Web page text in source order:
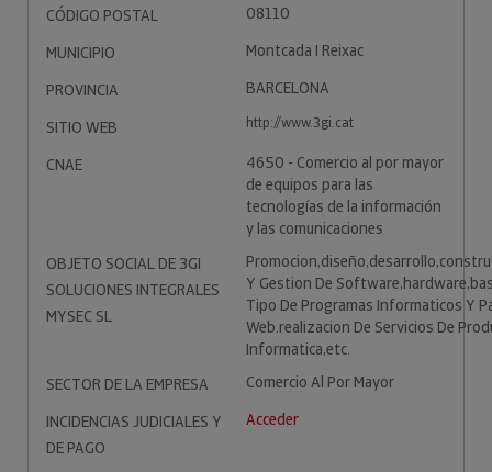
CÓDIGO POSTAL
08110
MUNICIPIO
Montcada I Reixac
PROVINCIA
BARCELONA
SITIO WEB
http://www.3gi.cat
CNAE
4650 - Comercio al por mayor
de equipos para las
tecnologías de la información
y las comunicaciones
OBJETO SOCIAL DE 3GI
SOLUCIONES INTEGRALES
MYSEC SL
Y Gestion De
Tipo De Programas Informaticos Y
Web.realizacion De Servicios De
Informatica,etc.
SECTOR DE LA EMPRESA
Comercio Al Por Mayor
INCIDENCIAS JUDICIALES Y
DE PAGO
Acceder